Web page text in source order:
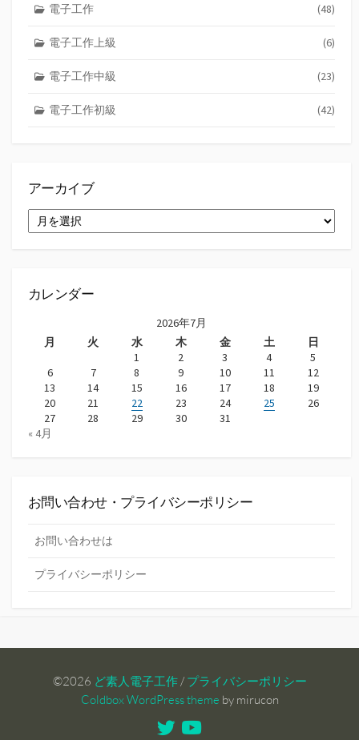
電子工作 (48)
電子工作上級 (6)
電子工作中級 (23)
電子工作初級 (42)
アーカイブ
ー
カレンダー
2026年7月
月
火 水 木 金 土
日
1
2 3 4
5
6
7 8 9 10 11
12
13
14 15 16 17 18
19
20
21 22 23 24 25
26
27
28 29 30
31
« 4月
お問い合わせ・プライバシーポリシー
お問い合わせは
プライバシーポリシー
©2026 ど素人電子工作/ プライバシーポリシー
Coldbox WordPress theme by mirucon
TwitterYoutube